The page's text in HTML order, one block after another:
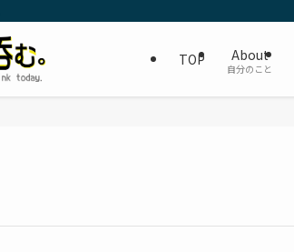
TOP About
自分のこと